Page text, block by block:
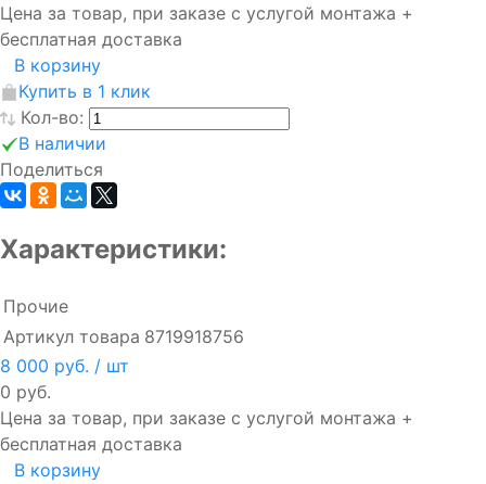
Цена за товар, при заказе с услугой монтажа +
бесплатная доставка
В корзину
Купить в 1 клик
Кол-во:
В наличии
Поделиться
Характеристики:
Прочие
Артикул товара 8719918756
8 000 руб. / шт
0 руб.
Цена за товар, при заказе с услугой монтажа +
бесплатная доставка
В корзину